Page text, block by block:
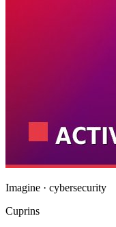
Imagine · cybersecurity
Cuprins